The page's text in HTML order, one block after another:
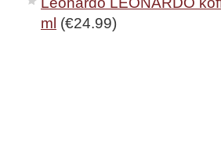
ml (€24.99)